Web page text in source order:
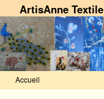
ArtisAnne Textile
Accueil